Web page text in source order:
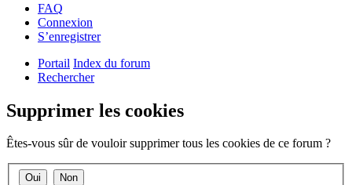
FAQ
Connexion
S’enregistrer
Portail Index du forum
Rechercher
Supprimer les cookies
Êtes-vous sûr de vouloir supprimer tous les cookies de ce forum ?